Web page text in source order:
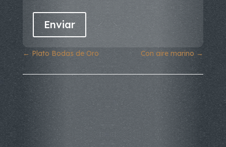
← Plato Bodas de Oro Con aire marino →